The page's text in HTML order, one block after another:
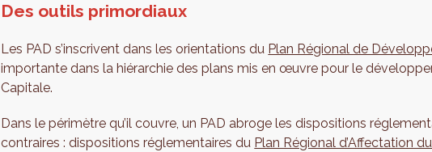
Des outils primordiaux
Les PAD s’inscrivent dans les orientations du Plan Régional de
importante dans la hiérarchie des plans mis en œuvre pour le
Capitale.
Dans le périmètre qu’il couvre, un PAD abroge les dispositions
contraires : dispositions réglementaires du Plan Régional d’Affectation